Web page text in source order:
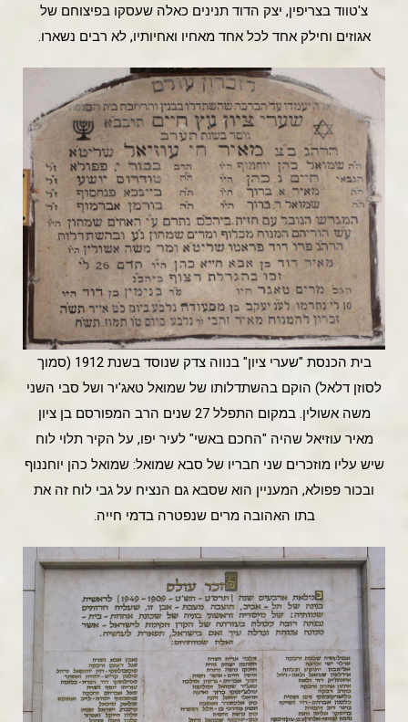
צ'טווד בצריפין, יצק הדוד תנינים כאלה שעסקו בפיצוחם של
אגוזים וחילק אחד לכל אחד מאחיו ואחיותיו, לא רבים נשארו.
בית הכנסת "שערי ציון" בנווה צדק שנוסד בשנת 1912 (סמוך
לסוזן דלאל) הוקם בהשתדלותו של שמואל טאג'יר ושל סבי השני
משה אשולין. במקום התפלל 27 שנים הרב המפורסם בן ציון
מאיר עוזיאל שהיה "החכם באשי" לעיר יפו, על הקיר תלוי לוח
שיש עליו מוזכרים שני חבריו של סבא שמואל: שמואל כהן יוחננוף
ובכור פפולא, המעניין הוא שסבא גם הנציח על גבי לוח זה את
בתו האהובה מרים שנפטרה בדמי חייה.